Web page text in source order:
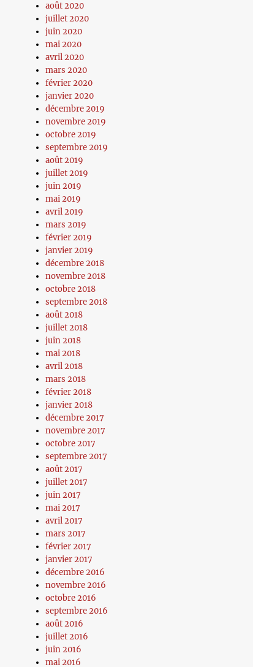
août 2020
juillet 2020
juin 2020
mai 2020
avril 2020
mars 2020
février 2020
janvier 2020
décembre 2019
novembre 2019
octobre 2019
septembre 2019
août 2019
juillet 2019
juin 2019
mai 2019
avril 2019
mars 2019
février 2019
janvier 2019
décembre 2018
novembre 2018
octobre 2018
septembre 2018
août 2018
juillet 2018
juin 2018
mai 2018
avril 2018
mars 2018
février 2018
janvier 2018
décembre 2017
novembre 2017
octobre 2017
septembre 2017
août 2017
juillet 2017
juin 2017
mai 2017
avril 2017
mars 2017
février 2017
janvier 2017
décembre 2016
novembre 2016
octobre 2016
septembre 2016
août 2016
juillet 2016
juin 2016
mai 2016